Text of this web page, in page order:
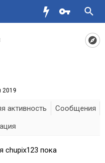
2019
активность
Сообщения
chupix123 пока